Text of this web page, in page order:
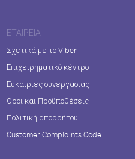
ΕΤΑΙΡΕΊΑ
Σχετικά με το Viber
Επιχειρηματικό κέντρο
Ευκαιρίες συνεργασίας
Όροι και Προϋποθέσεις
Πολιτική απορρήτου
Customer Complaints Code